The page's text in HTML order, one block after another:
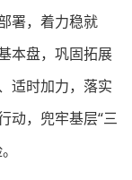
署，着力稳就
本盘，巩固拓展
适时加力，落实
动，兜牢基层“三